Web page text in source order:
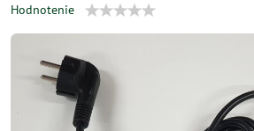
Hodnotenie